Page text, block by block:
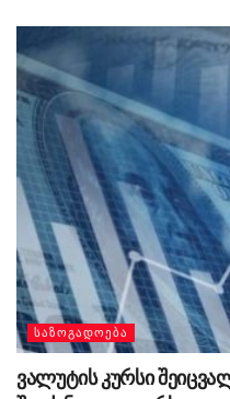
ᲡᲐᲖᲝᲒᲐᲓᲝᲔᲑᲐ
ვალუტის კურსი